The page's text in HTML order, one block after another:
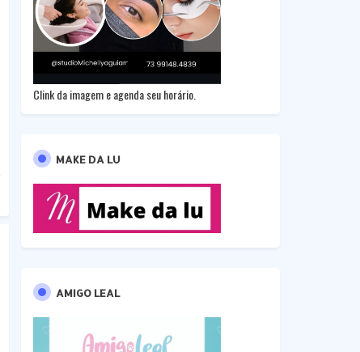
Clink da imagem e agenda seu horário.
MAKE DA LU
AMIGO LEAL